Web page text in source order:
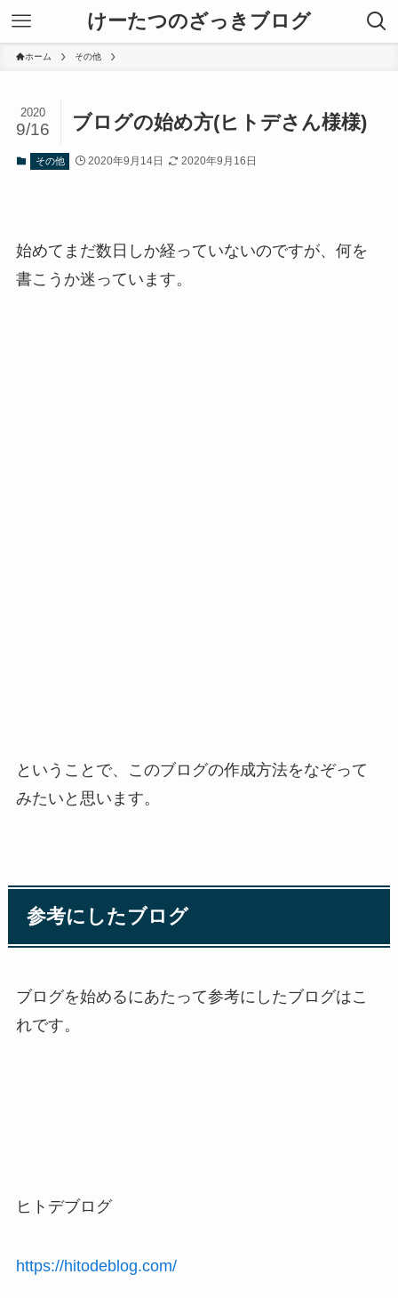
けーたつのざっきブログ
ホーム その他
ブログの始め方(ヒトデさん様様)
2020
9/16
その他 2020年9月14日 2020年9月16日
始めてまだ数日しか経っていないのですが、何を
書こうか迷っています。
ということで、このブログの作成方法をなぞって
みたいと思います。
参考にしたブログ
ブログを始めるにあたって参考にしたブログはこ
れです。
ヒトデブログ
https://hitodeblog.com/